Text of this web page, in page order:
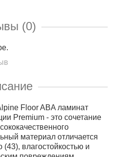
(0)
Floor ABA ламинат
Premium - это сочетание
материал отличается
(43), влагостойкостью и